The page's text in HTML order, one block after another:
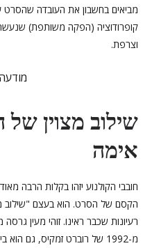
מביאים בחשבון את העובדה שהסרט
קופרודוציה (הפקה משותפת)
וצרפת.
מודעה
שילוב מצוין של
אימה
חובבי הקולנוע יזהו בקלות הרבה
הקסם של הסרט. הוא בעצם "שילוב
רעיונות שכבר ראינו. זוהי מעין
מ-1992 של רוברט זמקיס, גם